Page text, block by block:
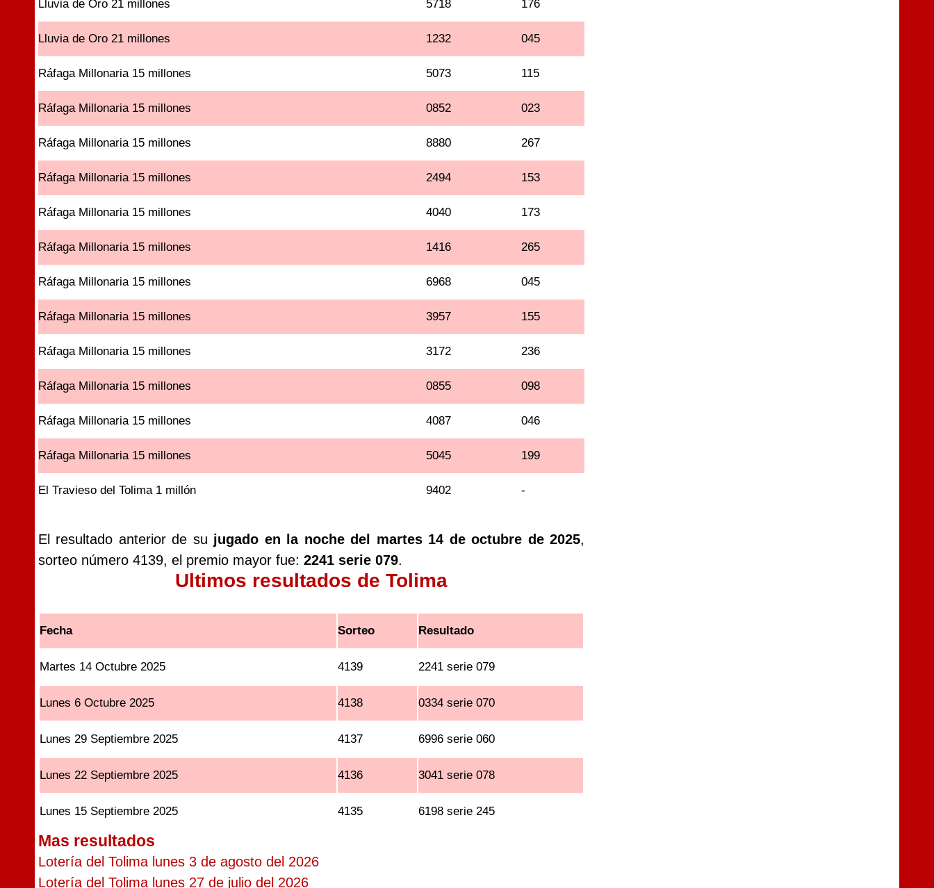
Lluvia de Oro 21 millones 5718 176
Lluvia de Oro 21 millones 1232 045
Ráfaga Millonaria 15 millones 5073 115
Ráfaga Millonaria 15 millones 0852 023
Ráfaga Millonaria 15 millones 8880 267
Ráfaga Millonaria 15 millones 2494 153
Ráfaga Millonaria 15 millones 4040 173
Ráfaga Millonaria 15 millones 1416 265
Ráfaga Millonaria 15 millones 6968 045
Ráfaga Millonaria 15 millones 3957 155
Ráfaga Millonaria 15 millones 3172 236
Ráfaga Millonaria 15 millones 0855 098
Ráfaga Millonaria 15 millones 4087 046
Ráfaga Millonaria 15 millones 5045 199
El Travieso del Tolima 1 millón 9402 -
El resultado anterior de su jugado en la noche del martes 14 de octubre de 2025,
sorteo número 4139, el premio mayor fue: 2241 serie 079.
Ultimos resultados de Tolima
Fecha Sorteo Resultado
Martes 14 Octubre 2025 4139 2241 serie 079
Lunes 6 Octubre 2025 4138 0334 serie 070
Lunes 29 Septiembre 2025 4137 6996 serie 060
Lunes 22 Septiembre 2025 4136 3041 serie 078
Lunes 15 Septiembre 2025 4135 6198 serie 245
Mas resultados
Lotería del Tolima lunes 3 de agosto del 2026
Lotería del Tolima lunes 27 de julio del 2026